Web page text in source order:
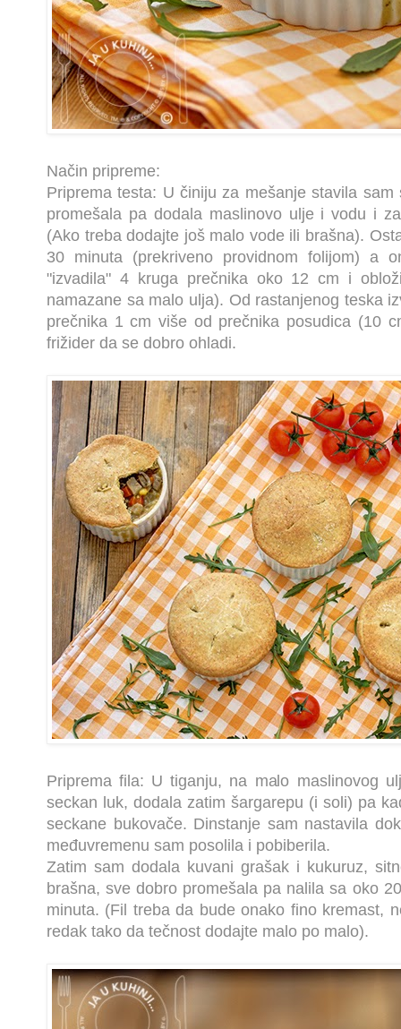
Način pripreme:
Priprema testa: U činiju za mešanje stavila
promešala pa dodala maslinovo ulje i vodu i
(Ako treba dodajte još malo vode ili brašna).
30 minuta (prekriveno providnom folijom) a
"izvadila" 4 kruga prečnika oko 12 cm i
namazane sa malo ulja). Od rastanjenog teska
prečnika 1 cm više od prečnika posudica (10
frižider da se dobro ohladi.
Priprema fila: U tiganju, na malo maslinovog
seckan luk, dodala zatim šargarepu (i soli) pa
seckane bukovače. Dinstanje sam nastavila
međuvremenu sam posolila i pobiberila.
Zatim sam dodala kuvani grašak i kukuruz,
brašna, sve dobro promešala pa nalila sa oko
minuta. (Fil treba da bude onako fino kremast,
redak tako da tečnost dodajte malo po malo).